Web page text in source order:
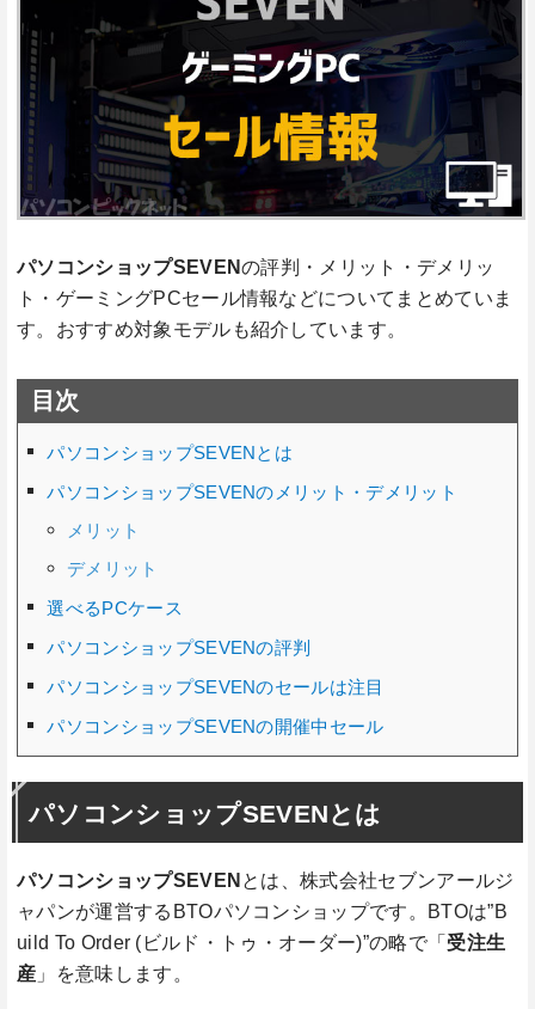
パソコンショップSEVENの評判・メリット・デメリッ
ト・ゲーミングPCセール情報などについてまとめていま
す。おすすめ対象モデルも紹介しています。
目次
パソコンショップSEVENとは
パソコンショップSEVENのメリット・デメリット
メリット
デメリット
選べるPCケース
パソコンショップSEVENの評判
パソコンショップSEVENのセールは注目
パソコンショップSEVENの開催中セール
パソコンショップSEVENとは
パソコンショップSEVEN とは、株式会社セブンアールジ
ャパンが運営するBTOパソコンショップです。BTOは”B
uild To Order (ビルド・トゥ・オーダー)”の略で「 受注生
産 」を意味します。